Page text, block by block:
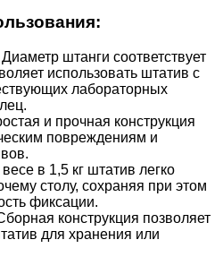
Диаметр штанги соответствует
использовать штатив с
лабораторных
и прочная конструкция
повреждениям и
в 1,5 кг штатив легко
столу, сохраняя при этом
фиксации.
конструкция позволяет
для хранения или